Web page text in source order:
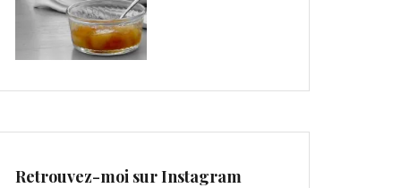
Retrouvez-moi sur Instagram